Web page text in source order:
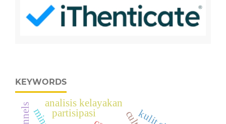
KEYWORDS
analisis kelayakan
partisipasi